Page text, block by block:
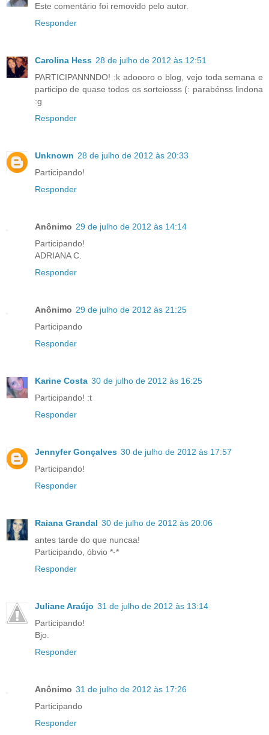
Este comentário foi removido pelo autor.
Responder
Carolina Hess 28 de julho de 2012 às 12:51
PARTICIPANNNDO! :k adoooro o blog, vejo toda semana e
participo de quase todos os sorteiosss (: parabénss lindona
:g
Responder
Unknown 28 de julho de 2012 às 20:33
Participando!
Responder
Anônimo 29 de julho de 2012 às 14:14
Participando!
ADRIANA C.
Responder
Anônimo 29 de julho de 2012 às 21:25
Participando
Responder
Karine Costa 30 de julho de 2012 às 16:25
Participando! :t
Responder
Jennyfer Gonçalves 30 de julho de 2012 às 17:57
Participando!
Responder
Raiana Grandal 30 de julho de 2012 às 20:06
antes tarde do que nuncaa!
Participando, óbvio *-*
Responder
Juliane Araújo 31 de julho de 2012 às 13:14
Participando!
Bjo.
Responder
Anônimo 31 de julho de 2012 às 17:26
Participando
Responder